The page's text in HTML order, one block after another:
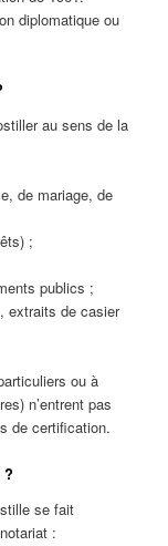
diplomatique ou
au sens de la
de mariage, de
;
publics ;
extraits de casier
ou à
n’entrent pas
de certification.
?
se fait
: